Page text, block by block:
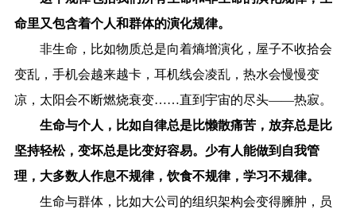
命里又包含着个人和群体的演化规律。
非生命，比如物质总是向着熵增演化，屋子不收拾会
变乱，手机会越来越卡，耳机线会凌乱，热水会慢慢变
凉，太阳会不断燃烧衰变……直到宇宙的尽头——热寂。
生命与个人，比如自律总是比懒散痛苦，放弃总是比
坚持轻松，变坏总是比变好容易。少有人能做到自我管
理，大多数人作息不规律，饮食不规律，学习不规律。
生命与群体，比如大公司的组织架构会变得臃肿，员